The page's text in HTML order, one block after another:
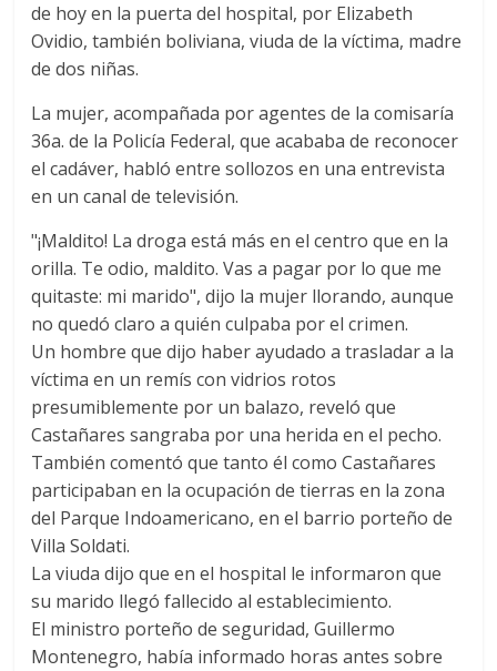
de hoy en la puerta del hospital, por Elizabeth
Ovidio, también boliviana, viuda de la víctima, madre
de dos niñas.
La mujer, acompañada por agentes de la comisaría
36a. de la Policía Federal, que acababa de reconocer
el cadáver, habló entre sollozos en una entrevista
en un canal de televisión.
"¡Maldito! La droga está más en el centro que en la
orilla. Te odio, maldito. Vas a pagar por lo que me
quitaste: mi marido", dijo la mujer llorando, aunque
no quedó claro a quién culpaba por el crimen.
Un hombre que dijo haber ayudado a trasladar a la
víctima en un remís con vidrios rotos
presumiblemente por un balazo, reveló que
Castañares sangraba por una herida en el pecho.
También comentó que tanto él como Castañares
participaban en la ocupación de tierras en la zona
del Parque Indoamericano, en el barrio porteño de
Villa Soldati.
La viuda dijo que en el hospital le informaron que
su marido llegó fallecido al establecimiento.
El ministro porteño de seguridad, Guillermo
Montenegro, había informado horas antes sobre